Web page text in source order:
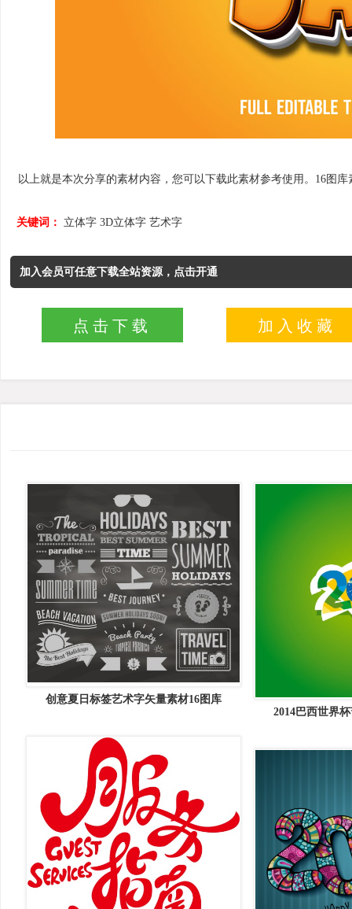
以上就是本次分享的素材内容，您可以下载此素材参考使用。16图
关键词： 立体字 3D立体字 艺术字
加入会员可任意下载全站资源，点击开通
点击下载 加入收藏
创意夏日标签艺术字矢量素材16图库
2014巴西世界